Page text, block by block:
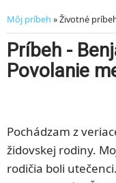
Môj príbeh » Životné
Príbeh -
Povolanie
Pochádzam z
židovskej rodiny.
rodičia boli